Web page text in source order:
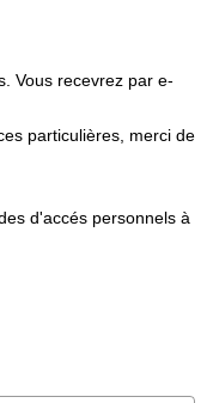
Vous recevrez par e-
particulières, merci de
d'accés personnels à